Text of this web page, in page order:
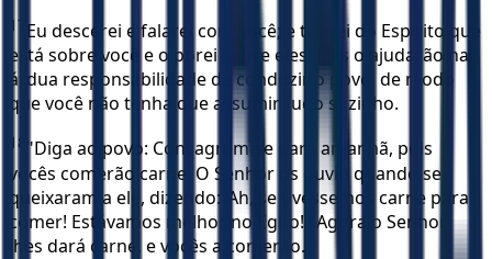
17 Eu descerei e falarei com você; e tirarei do Espírito que
está sobre você e o porei sobre eles. Eles o ajudarão na
árdua responsabilidade de conduzir o povo, de modo
que você não tenha que assumir tudo sozinho.
18 "Diga ao povo: Consagrem-se para amanhã, pois
vocês comerão carne. O Senhor os ouviu quando se
queixaram a ele, dizendo: ‘Ah, se tivéssemos carne para
comer! Estávamos melhor no Egito! ’ Agora o Senhor
lhes dará carne, e vocês a comerão.